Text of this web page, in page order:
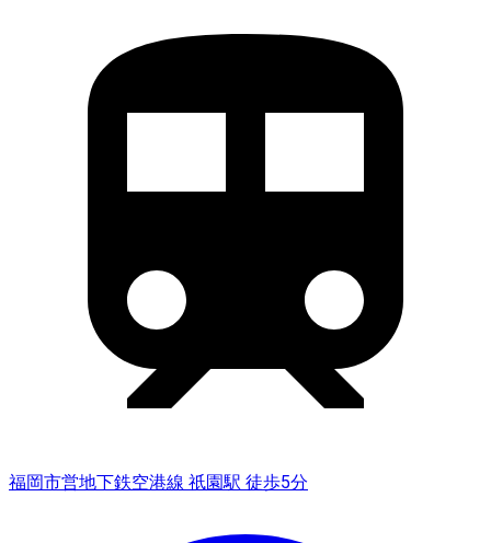
福岡市営地下鉄空港線 祇園駅 徒歩5分